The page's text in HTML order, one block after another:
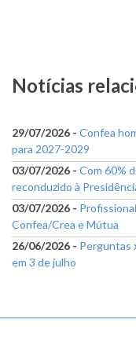
Notícias
29/07/2026 - Confea
para 2027-2029
03/07/2026 - Com 60%
reconduzido à
03/07/2026 -
Confea/Crea e Mútua
26/06/2026 - Perguntas
em 3 de julho